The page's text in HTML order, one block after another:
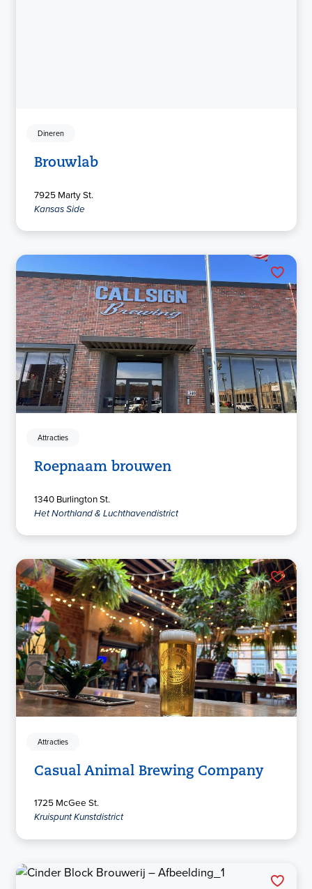
Dineren
Brouwlab
7925 Marty St.
Kansas Side
Attracties
Roepnaam brouwen
1340 Burlington St.
Het Northland & Luchthavendistrict
Attracties
Casual Animal Brewing Company
1725 McGee St.
Kruispunt Kunstdistrict